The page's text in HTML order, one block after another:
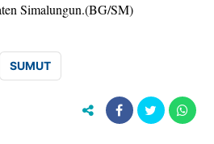
Simalungun.(BG/SM)
SUMUT